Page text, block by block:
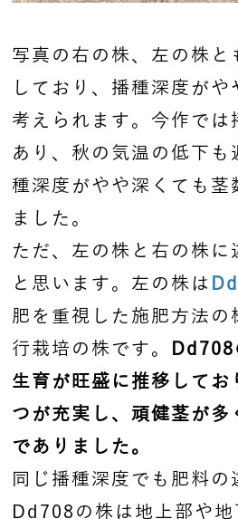
写真の右の株、左の株と
しており、播種深度が
考えられます。今作では
あり、秋の気温の低下も
種深度がやや深くても茎
ました。
ただ、左の株と右の株に
と思います。左の株は
肥を重視した施肥方法の
行栽培の株です。
Dd708
生育が旺盛に推移してお
つが充実し、頑健茎が多
でありました。
同じ播種深度でも肥料の
Dd708の株は地上部や